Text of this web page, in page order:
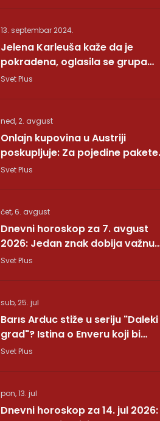
13. septembar 2024.
Jelena Karleuša kaže da je
pokradena, oglasila se grupa
Hurricane: Pesma RUNDE je naša!
Svet Plus
ned, 2. avgust
Onlajn kupovina u Austriji
poskupljuje: Za pojedine pakete
dodatnih 7,40 evra
Svet Plus
čet, 6. avgust
Dnevni horoskop za 7. avgust
2026: Jedan znak dobija važnu
vest, drugom se vraća osoba iz
Svet Plus
sub, 25. jul
Barıs Arduc stiže u seriju "Daleki
grad"? Istina o Enveru koji bi
mogao da promeni sve
Svet Plus
pon, 13. jul
Dnevni horoskop za 14. jul 2026: